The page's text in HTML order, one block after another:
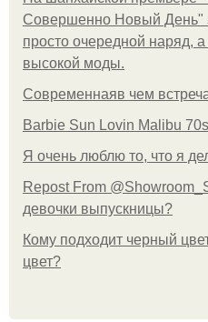
Совершенно Новый День"
просто очередной наряд,
высокой моды.
Современнаяв чем
Barbie Sun Lovin Malibu
Я очень люблю то, что я
Repost From
девочки выпускницы?
Кому подходит черный
цвет?